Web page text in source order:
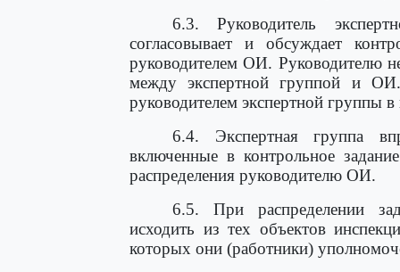
6.3. Руководитель
согласовывает и обсуждает
руководителем ОИ. Руководителю
между экспертной группой и
руководителем экспертной группы
6.4. Экспертная группа
включенные в контрольное
распределения руководителю ОИ.
6.5. При распределении
исходить из тех объектов
которых они (работники)